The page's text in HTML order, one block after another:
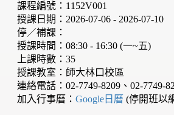
課程編號：1152V001
授課日期：2026-07-06 - 2026-07-10
停／補課：
授課時間：08:30 - 16:30 (一~五)
上課時數：35
授課教室：師大林口校區
連絡電話：02-7749-8209、02-7749-
加入行事曆：Google日曆(停開班以